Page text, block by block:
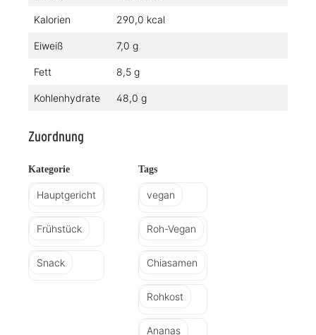
Kalorien 290,0 kcal
Eiweiß 7,0 g
Fett 8,5 g
Kohlenhydrate 48,0 g
Zuordnung
Kategorie
Hauptgericht
Frühstück
Snack
Tags
vegan
Roh-Vegan
Chiasamen
Rohkost
Ananas